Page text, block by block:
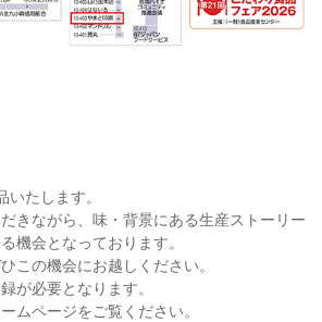
いたします。
きながら、味・背景にある生産ストーリー
機会となっております。
この機会にお越しください。
が必要となります。
ムページをご覧ください。